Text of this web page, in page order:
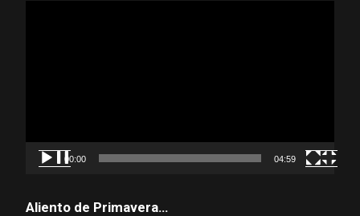
00:00 04:59
Aliento de Primavera…